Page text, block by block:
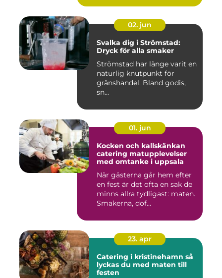
02. jun
Svalka dig i Strömstad:
Dryck för alla smaker
Strömstad har länge varit en
naturlig knutpunkt för
gränshandel. Bland godis,
sn...
01. jun
Kocken och kallskänkan
catering matupplevelser
med omtanke i uppsala
När gästerna går hem efter
en fest är det ofta en sak de
minns allra tydligast: maten.
Smakerna, dof...
23. apr
Catering i kristinehamn så
lyckas du med maten till
festen